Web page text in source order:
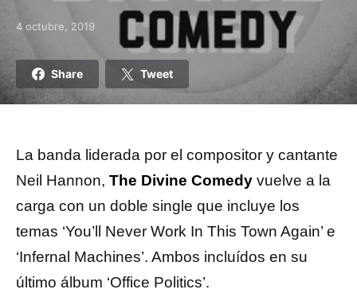
Posted on
4 octubre, 2019
Share Tweet
La banda liderada por el compositor y cantante
Neil Hannon, The Divine Comedy vuelve a la
carga con un doble single que incluye los
temas ‘You’ll Never Work In This Town Again’ e
‘Infernal Machines’. Ambos incluídos en su
último álbum ‘Office Politics’.